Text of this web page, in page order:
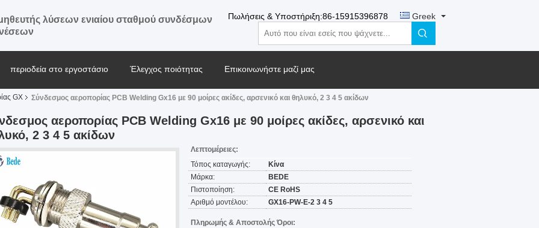
λύσεων ενιαίου σταθμού συνδέσμων
Πωλήσεις & Υποστήριξη:86-15915396878 Greek
περιοδεία στο εργοστάσιο Έλεγχος ποιότητας Επικοινωνήστε μαζί μας
GX Σύνδεσμος αεροπορίας PCB Welding Gx16 με 90 μοίρες ακίδες, αρσενικό και θηλυκό, 2 3 4 5 ακίδων
αεροπορίας PCB Welding Gx16 με 90 μοίρες ακίδες, αρσενικό και
2 3 4 5 ακίδων
Λεπτομέρειες:
Τόπος καταγωγής:
Κίνα
Μάρκα:
BEDE
Πιστοποίηση:
CE RoHS
Αριθμό μοντέλου:
GX16-PW-E-2 3 4 5
Πληρωμής & Αποστολής Όροι: